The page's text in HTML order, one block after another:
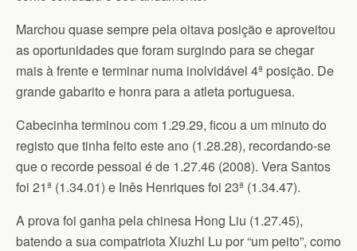
Marchou quase sempre pela oitava posição e aproveitou
as oportunidades que foram surgindo para se chegar
mais à frente e terminar numa inolvidável 4ª posição. De
grande gabarito e honra para a atleta portuguesa.
Cabecinha terminou com 1.29.29, ficou a um minuto do
registo que tinha feito este ano (1.28.28), recordando-se
que o recorde pessoal é de 1.27.46 (2008). Vera Santos
foi 21ª (1.34.01) e Inês Henriques foi 23ª (1.34.47).
A prova foi ganha pela chinesa Hong Liu (1.27.45),
batendo a sua compatriota Xiuzhi Lu por “um peito”, como